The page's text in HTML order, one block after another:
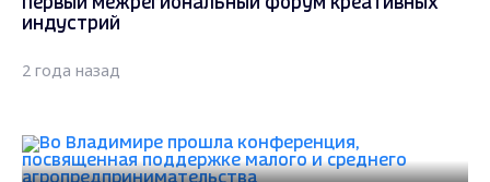
первый межрегиональный форум креативных
индустрий
2 года назад